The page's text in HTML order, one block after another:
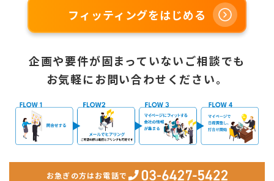
フィッティングをはじめる
企画や要件が固まっていないご相談でも
お気軽にお問い合わせください。
お急ぎの方はお電話で